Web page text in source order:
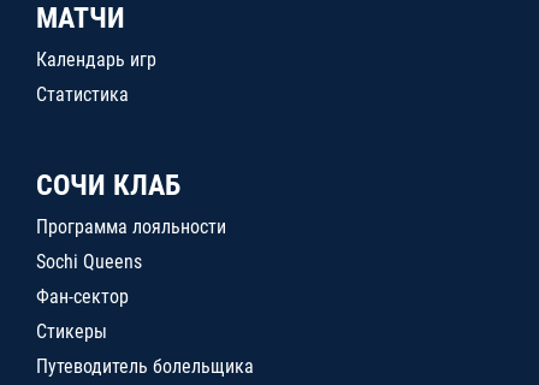
МАТЧИ
Календарь игр
Статистика
СОЧИ КЛАБ
Программа лояльности
Sochi Queens
Фан-сектор
Стикеры
Путеводитель болельщика